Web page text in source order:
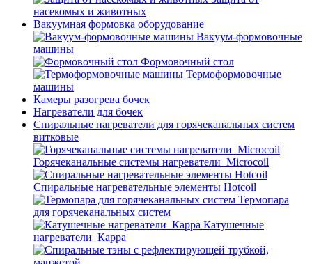
насекомых и животных
Вакуумная формовка оборудование
Вакуум-формовочные
машины
Формовочный стол
Термоформовочные
машины
Камеры разогрева бочек
Нагреватели для бочек
Спиральные нагреватели для горячеканальных систем
витковые
Горячеканальные системы нагреватели_Microcoil
Спиральные нагревательные элементы Hotcoil
Термопара
для горячеканальных систем
Катушечные
нагреватели_Карра